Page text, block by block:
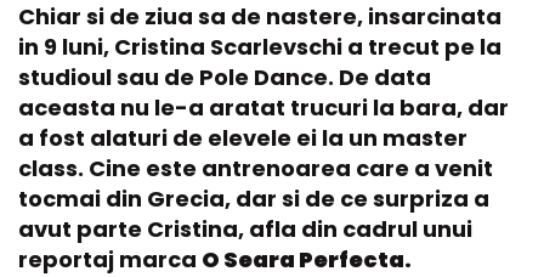
Chiar si de ziua sa de nastere, insarcinata
in 9 luni, Cristina Scarlevschi a trecut pe la
studioul sau de Pole Dance. De data
aceasta nu le-a aratat trucuri la bara, dar
a fost alaturi de elevele ei la un master
class. Cine este antrenoarea care a venit
tocmai din Grecia, dar si de ce surpriza a
avut parte Cristina, afla din cadrul unui
reportaj marca O Seara Perfecta.